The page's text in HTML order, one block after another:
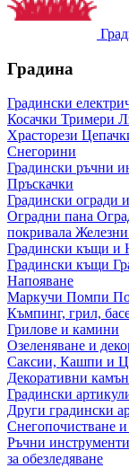
Градина
Градински
Косачки Тримери
Храсторези
Снегорини
Градински ръчни
Пръскачки
Градински огради
Оградни пана
покривала
Градински къщи и
Градински къщи
Напояване
Маркучи Помпи
Къмпинг, грил,
Грилове и камини
Озеленяване и
Саксии, Кашпи и
Декоративни
Градински
Други градински
Снегопочистване и
Ръчни
за обезледяване